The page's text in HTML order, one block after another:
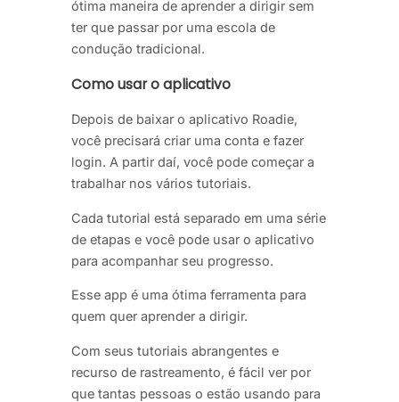
ótima maneira de aprender a dirigir sem
ter que passar por uma escola de
condução tradicional.
Como usar o aplicativo
Depois de baixar o aplicativo Roadie,
você precisará criar uma conta e fazer
login. A partir daí, você pode começar a
trabalhar nos vários tutoriais.
Cada tutorial está separado em uma série
de etapas e você pode usar o aplicativo
para acompanhar seu progresso.
Esse app é uma ótima ferramenta para
quem quer aprender a dirigir.
Com seus tutoriais abrangentes e
recurso de rastreamento, é fácil ver por
que tantas pessoas o estão usando para